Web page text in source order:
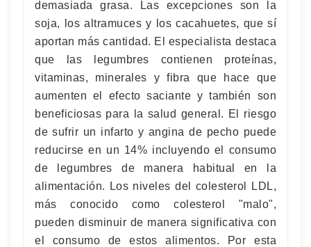
demasiada grasa. Las excepciones son la
soja, los altramuces y los cacahuetes, que sí
aportan más cantidad. El especialista destaca
que las legumbres contienen proteínas,
vitaminas, minerales y fibra que hace que
aumenten el efecto saciante y también son
beneficiosas para la salud general. El riesgo
de sufrir un infarto y angina de pecho puede
reducirse en un 14% incluyendo el consumo
de legumbres de manera habitual en la
alimentación. Los niveles del colesterol LDL,
más conocido como colesterol "malo",
pueden disminuir de manera significativa con
el consumo de estos alimentos. Por esta